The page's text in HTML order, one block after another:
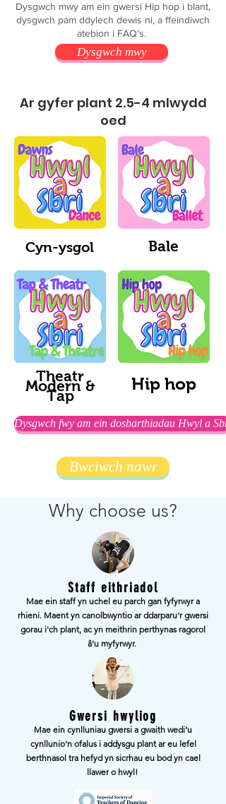
Dysgwch mwy am ein gwersi Hip hop i blant,
dysgwch pam ddylech dewis ni, a ffeindiwch
atebion i FAQ's.
Dysgwch mwy
Ar gyfer plant 2.5-4 mlwydd
oed
Cyn-ysgol
Theatr
Modern &
Tap
Bale
Hip hop
Dysgwch fwy am ein dosbarthiadau Hwyl a Sbri
Bwciwch nawr
Why choose us?
Staff eithriadol
Mae ein staff yn uchel eu parch gan fyfyrwyr a
rhieni. Maent yn canolbwyntio ar ddarparu'r gwersi
gorau i'ch plant, ac yn meithrin perthynas ragorol
â'u myfyrwyr.
Gwersi hwyliog
Mae ein cynlluniau gwersi a gwaith wedi'u
cynllunio'n ofalus i addysgu plant ar eu lefel
berthnasol tra hefyd yn sicrhau eu bod yn cael
llawer o hwyl!